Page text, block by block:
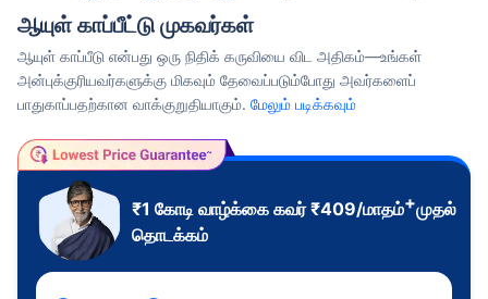
ஆயுள் காப்பீட்டு முகவர்கள்
ஆயுள் காப்பீடு என்பது ஒரு நிதிக் கருவியை விட அதிகம்—உங்கள்
அன்புக்குரியவர்களுக்கு மிகவும் தேவைப்படும்போது அவர்களைப்
பாதுகாப்பதற்கான வாக்குறுதியாகும். மேலும் படிக்கவும்
₹1 கோடி வாழ்க்கை கவர்₹409/மாதம்+முதல்
தொடக்கம்